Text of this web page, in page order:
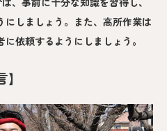
にしましょう。また、高所作業は
依頼するようにしましょう。